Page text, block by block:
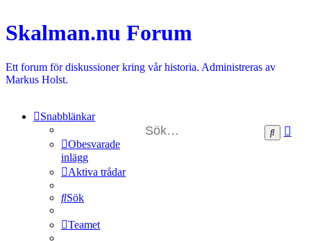
Skalman.nu Forum
Ett forum för diskussioner kring vår historia. Administreras av
Markus Holst.
Sök
Snabblänkar
Obesvarade
inlägg
Aktiva trådar
Sök
Teamet